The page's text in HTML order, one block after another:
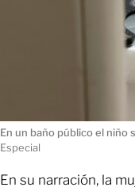
En un baño público el niño
Especial
En su narración, la